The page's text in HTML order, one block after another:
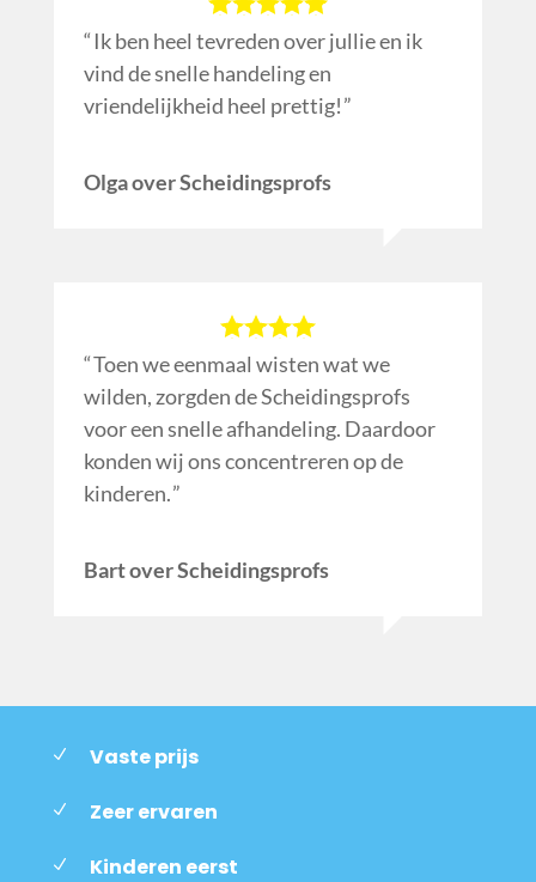
Ik ben heel tevreden over jullie en ik
vind de snelle handeling en
vriendelijkheid heel prettig!
Olga over Scheidingsprofs
Toen we eenmaal wisten wat we
wilden, zorgden de Scheidingsprofs
voor een snelle afhandeling. Daardoor
konden wij ons concentreren op de
kinderen.
Bart over Scheidingsprofs
Vaste prijs
Zeer ervaren
Kinderen eerst